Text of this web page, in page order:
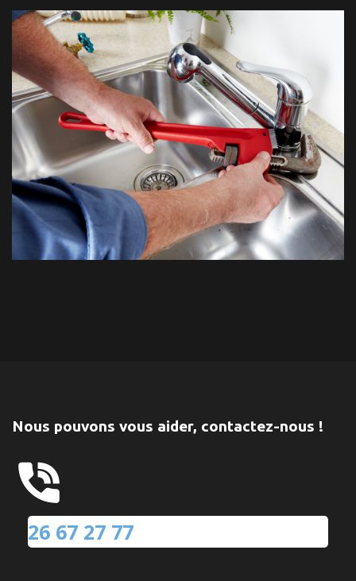
Nous pouvons vous aider, contactez-nous !
26 67 27 77